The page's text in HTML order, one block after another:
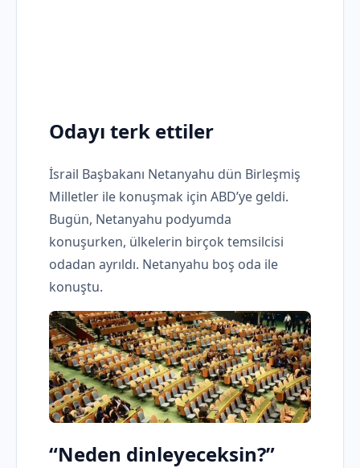
Odayı terk ettiler
İsrail Başbakanı Netanyahu dün Birleşmiş
Milletler ile konuşmak için ABD’ye geldi.
Bugün, Netanyahu podyumda
konuşurken, ülkelerin birçok temsilcisi
odadan ayrıldı. Netanyahu boş oda ile
konuştu.
“Neden dinleyeceksin?”